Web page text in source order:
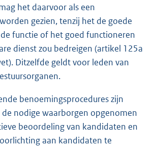
het daarvoor als een
gezien, tenzij het de goede
functie of het goed functioneren
dienst zou bedreigen (artikel 125a
Ditzelfde geldt voor leden van
benoemingsprocedures zijn
nodige waarborgen opgenomen
beoordeling van kandidaten en
aan kandidaten te